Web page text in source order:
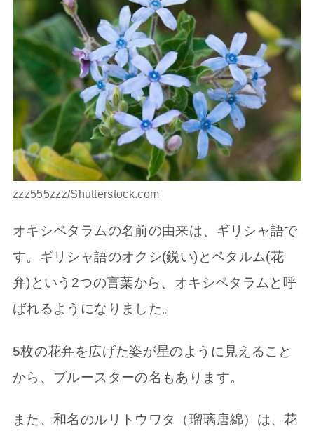
zzz555zzz/Shutterstock.com
オキシペタラムの名前の由来は、ギリシャ語で
す。ギリシャ語のオクシ(鋭い)とペタルム(花
弁)という2つの言葉から、オキシペタラムと呼
ばれるようになりました。
5枚の花弁を広げた姿が星のように見えること
から、ブルースターの名もあります。
また、和名のルリトウワタ（瑠璃唐綿）は、花